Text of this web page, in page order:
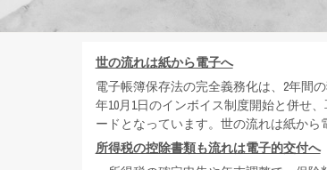
世の流れは紙から電子へ
電子帳簿保存法の完全義務化は、2年間
年10月1日のインボイス制度開始と併せ
ードとなっています。世の流れは紙から
所得税の控除書類も流れは電子的交付へ